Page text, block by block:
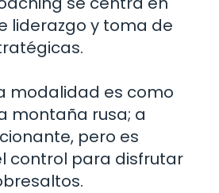
liderazgo y toma de
modalidad es como
montaña rusa; a
pero es
control para disfrutar